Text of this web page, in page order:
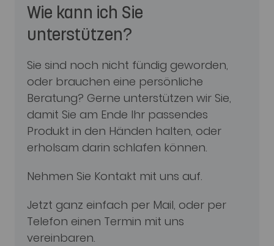
Wie kann ich Sie
unterstützen?
Sie sind noch nicht fündig geworden,
oder brauchen eine persönliche
Beratung? Gerne unterstützen wir Sie,
damit Sie am Ende Ihr passendes
Produkt in den Händen halten, oder
erholsam darin schlafen können.
Nehmen Sie Kontakt mit uns auf.
Jetzt ganz einfach per Mail, oder per
Telefon einen Termin mit uns
vereinbaren.